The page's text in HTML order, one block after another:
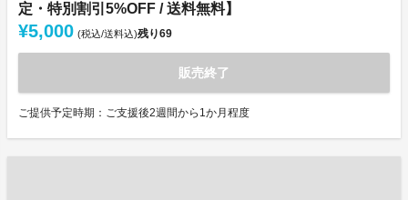
定・特別割引5%OFF / 送料無料】
¥5,000 (税込/送料込)残り69
販売終了
ご提供予定時期：ご支援後2週間から1か月程度